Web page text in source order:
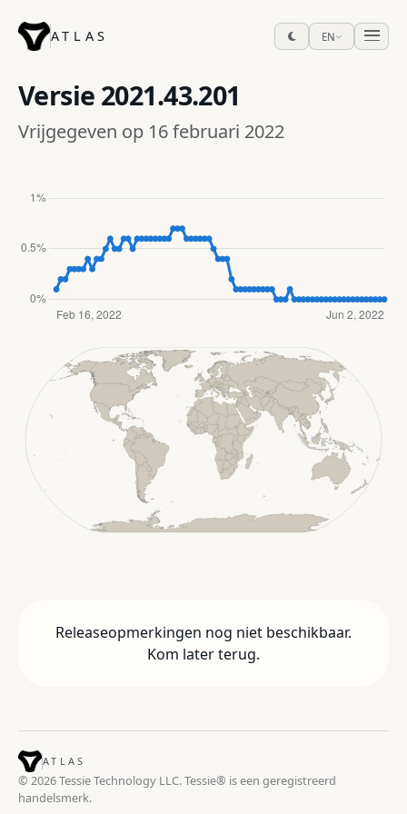
ATLAS EN
Versie 2021.43.201
Vrijgegeven op 16 februari 2022
Releaseopmerkingen nog niet beschikbaar.
Kom later terug.
ATLAS
© 2026 Tessie Technology LLC. Tessie® is een geregistreerd
handelsmerk.